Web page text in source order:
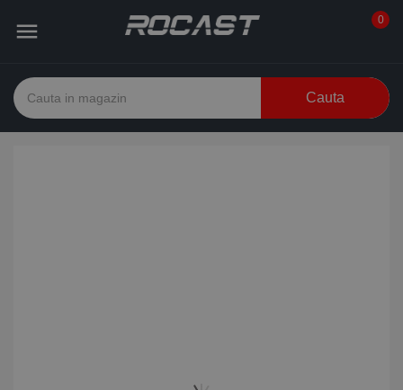
 0
Cauta